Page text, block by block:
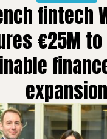
fintech
€25M
expansion